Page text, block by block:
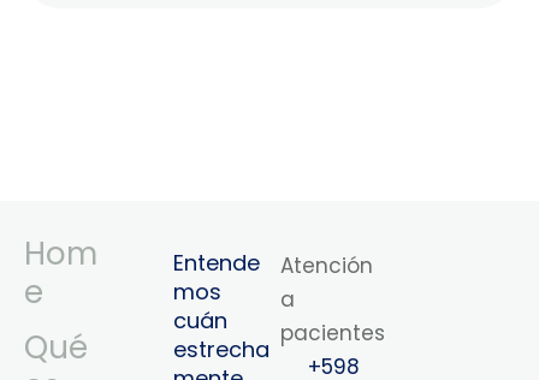
Hom
e
Qué
Entende
mos
cuán
estrecha
Atención
a
pacientes
+598